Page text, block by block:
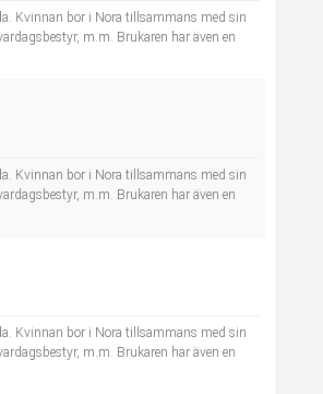
Kvinnan bor i Nora tillsammans med sin
m.m. Brukaren har även en
Kvinnan bor i Nora tillsammans med sin
m.m. Brukaren har även en
Kvinnan bor i Nora tillsammans med sin
m.m. Brukaren har även en